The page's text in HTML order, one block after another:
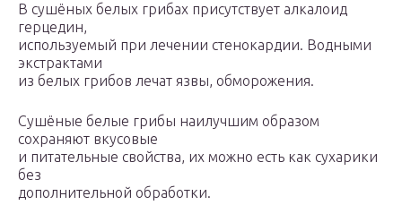
В сушёных белых грибах присутствует алкалоид
герцедин,
используемый при лечении стенокардии. Водными
экстрактами
из белых грибов лечат язвы, обморожения.
Сушёные белые грибы наилучшим образом
сохраняют вкусовые
и питательные свойства, их можно есть как сухарики
без
дополнительной обработки.